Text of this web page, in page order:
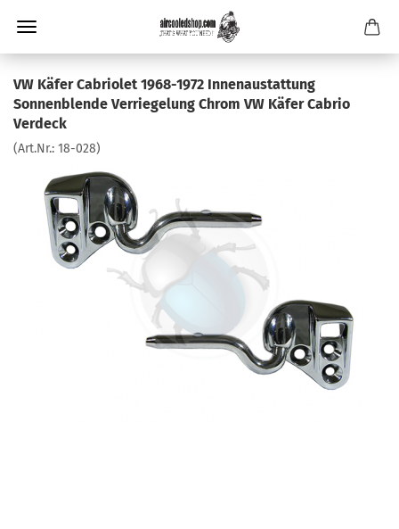
VW Käfer Cabriolet 1968-1972 Innenaustattung
Sonnenblende Verriegelung Chrom VW Käfer Cabrio
Verdeck
(Art.Nr.: 18-028)